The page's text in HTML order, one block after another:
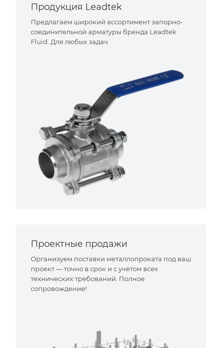
Продукция Leadtek
Предлагаем широкий ассортимент запорно-
соединительной арматуры бренда Leadtek
Fluid. Для любых задач.
Проектные продажи
Организуем поставки металлопроката под ваш
проект — точно в срок и с учётом всех
технических требований. Полное
сопровождение!